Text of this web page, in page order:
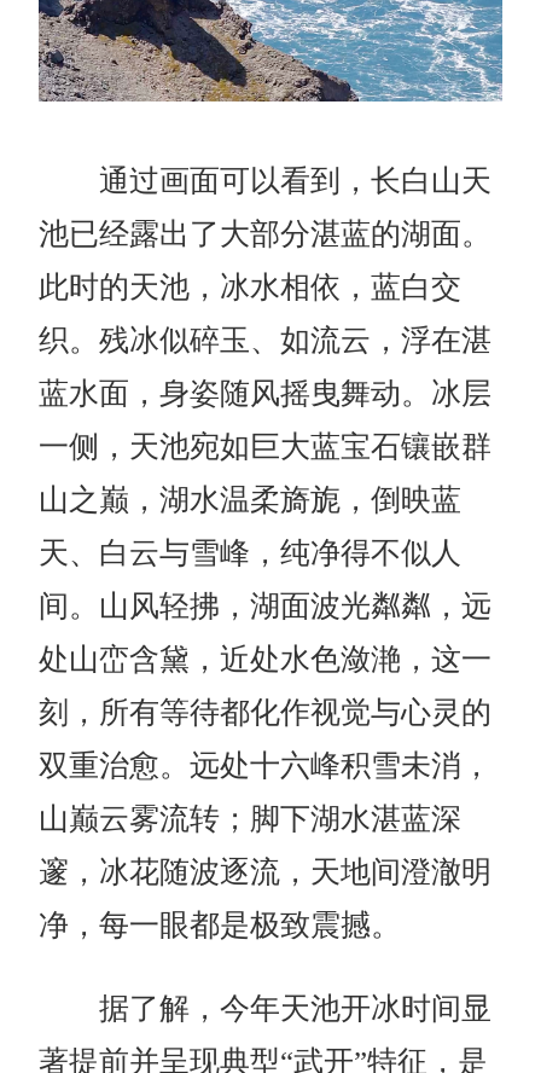
通过画面可以看到，长白山天
池已经露出了大部分湛蓝的湖面。
此时的天池，冰水相依 ，蓝白交
织。残冰似碎玉、如流云，浮在湛
蓝水面，身姿随风摇曳舞动。冰层
一侧 ，天池宛如巨大蓝宝石镶嵌群
山之巅，湖水温柔旖旎 ，倒映蓝
天、白云与雪峰，纯净得不似人
间。山风轻拂，湖面波光粼粼，远
处山峦含黛，近处水色潋滟，这一
刻，所有等待都化作视觉与心灵的
双重治愈。远处十六峰积雪未消 ，
山巅云雾流转；脚下湖水湛蓝深
邃，冰花随波逐流，天地间澄澈明
净，每一眼都是极致震撼。
据了解，今年天池开冰时间显
著提前并呈现典型“武开”特征，是